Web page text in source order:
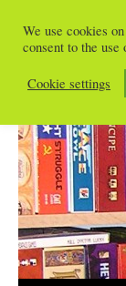
Zum
We use cookies
consent to the
Cookie settings